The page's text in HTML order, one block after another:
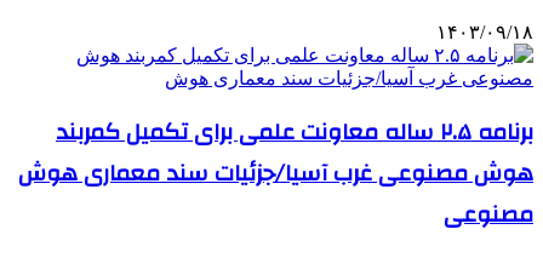
۱۴۰۳/۰۹/۱۸
برنامه ۲.۵ ساله معاونت علمی برای تکمیل کمربند
هوش مصنوعی غرب آسیا/جزئیات سند معماری هوش
مصنوعی